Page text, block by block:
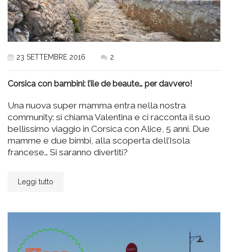
23 SETTEMBRE 2016 2
Corsica con bambini: l’ile de beaute… per davvero!
Una nuova super mamma entra nella nostra
community: si chiama Valentina e ci racconta il suo
bellissimo viaggio in Corsica con Alice, 5 anni. Due
mamme e due bimbi, alla scoperta dell’Isola
francese… Si saranno divertiti?
Leggi tutto